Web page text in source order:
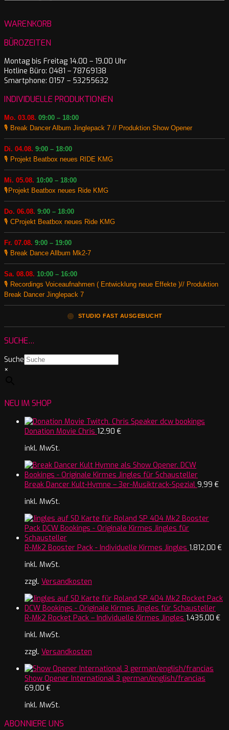
WARENKORB
BÜROZEITEN
Montag bis Freitag 14.00 – 19.00 Uhr
Hotline Büro: 0481 – 78769138
Smartphone: 0157 – 53255632
INDIVIDUELLE PRODUKTIONEN
Mo. 03.08. 09:00 – 18:00
🎙️ Break Dancer Album Jinglepack 7 // Produktion Show Opener
Di. 04.08. 9:00 – 18:00
🎙️ Projekt Beatbox neues RIDE KMG
Mi. 05.08. 10:00 – 18:00
🎙️Projekt Beatbox neues Ride KMG
Do. 06.08. 9:00 – 18:00
🎙️ CProjekt Beatbox neues Ride KMG
Fr. 07.08. 9:00 – 19:00
🎙️ Break Dance Allbum Mk2-7
Sa. 08.08. 10:00 – 16:00
🎙️ Recordings Voiceaufnahmen ( Entwicklung neue Effekte )// Produktion
Break Dancer Jinglepack 7
🟠 STUDIO FAST AUSGEBUCHT
SUCHE…
Suche
×
NEU IM SHOP
Donation Movie Chris 12,90 €
inkl. MwSt.
Break Dancer Kult-Hymne – 3er-Musiktrack-Spezial 9,99 €
inkl. MwSt.
R-Mk2 Booster Pack - Individuelle Kirmes Jingles 1.812,00 €
inkl. MwSt.
zzgl. Versandkosten
R-Mk2 Rocket Pack – Individuelle Kirmes Jingles 1.435,00 €
inkl. MwSt.
zzgl. Versandkosten
Show Opener International 3 german/english/francias
69,00 €
inkl. MwSt.
ABONNIERE UNS